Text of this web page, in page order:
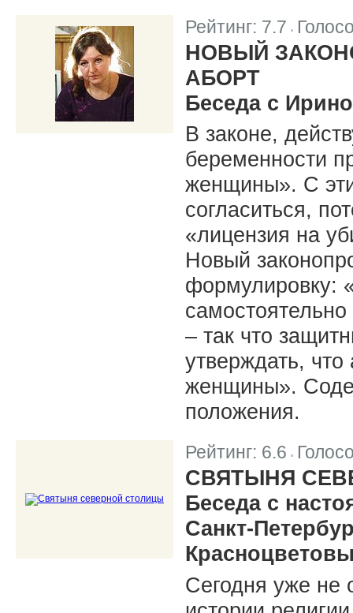
Рейтинг: 7.7
НОВЫЙ
АБОРТ
Беседа c
В законе,
беременности
женщины». С
согласиться,
«лицензия на
Новый
формулировку:
– так что
утверждать,
женщины».
положения.
Рейтинг: 6.6
СВЯТЫНЯ
Беседа с
Санкт-
Сегодня уже не